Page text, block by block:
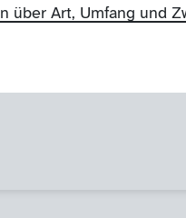
über Art, Umfang und